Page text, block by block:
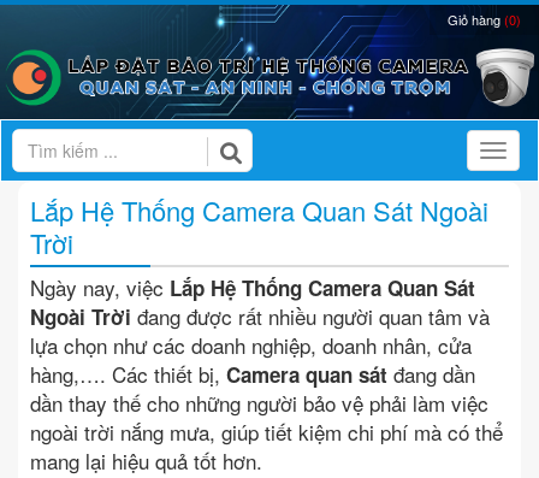
Giỏ hàng(0)
Lắp Hệ Thống Camera Quan Sát Ngoài
Trời
Ngày nay, việc Lắp Hệ Thống Camera Quan Sát
Ngoài Trời đang được rất nhiều người quan tâm và
lựa chọn như các doanh nghiệp, doanh nhân, cửa
hàng,…. Các thiết bị, Camera quan sát đang dần
dần thay thế cho những người bảo vệ phải làm việc
ngoài trời nắng mưa, giúp tiết kiệm chi phí mà có thể
mang lại hiệu quả tốt hơn.